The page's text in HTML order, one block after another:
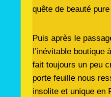
quête de beauté
Puis après le
l’inévitable boutique
fait toujours un peu
porte feuille nous
insolite et unique en